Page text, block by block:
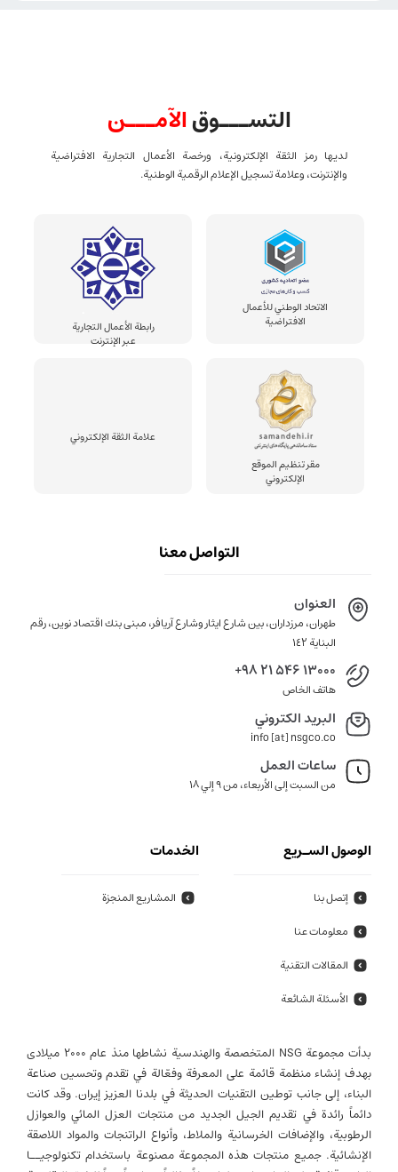
التســـوقالآمـــن
لديها رمز الثقة الإلكترونية، ورخصة الأعمال التجارية الافتراضية
والإنترنت، وعلامة تسجيل الإعلام الرقمية الوطنية.
الاتحاد الوطني للأعمال
الافتراضية
رابطة الأعمال التجارية
عبر الإنترنت
مقر تنظيم الموقع
الإلكتروني
علامة الثقة الإلكتروني
التواصل معنا
العنوان
طهران، مرزداران، بين شارع ايثار وشارع آريافر، مبنى بنك اقتصاد نوين، رقم
البناية ١٤٢
+98 21 546 13000
هاتف الخاص
البريد الكتروني
info [at] nsgco.co
ساعات العمل
من السبت إلى الأربعاء، من 9 إلي 18
الوصول السـريع
إتصل بنا
معلومات عنا
المقالات التقنية
الأسئلة الشائعة
الخدمات
المشاريع المنجزة
بدأت مجموعة NSG المتخصصة والهندسية نشاطها منذ عام 2000 میلادی
بهدف إنشاء منظمة قائمة على المعرفة وفعّالة في تقدم وتحسين صناعة
البناء، إلى جانب توطين التقنيات الحديثة في بلدنا العزيز إيران. وقد كانت
دائماً رائدة في تقديم الجيل الجديد من منتجات العزل المائي والعوازل
الرطوبية، والإضافات الخرسانية والملاط، وأنواع الراتنجات والمواد اللاصقة
الإنشائية. جميع منتجات هذه المجموعة مصنوعة باستخدام تكنولوجيــا